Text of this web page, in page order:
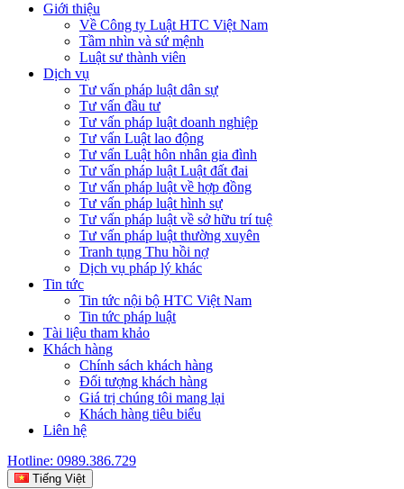
Giới thiệu
Về Công ty Luật HTC Việt Nam
Tầm nhìn và sứ mệnh
Luật sư thành viên
Dịch vụ
Tư vấn pháp luật dân sự
Tư vấn đầu tư
Tư vấn pháp luật doanh nghiệp
Tư vấn Luật lao động
Tư vấn Luật hôn nhân gia đình
Tư vấn pháp luật Luật đất đai
Tư vấn pháp luật về hợp đồng
Tư vấn pháp luật hình sự
Tư vấn pháp luật về sở hữu trí tuệ
Tư vấn pháp luật thường xuyên
Tranh tụng Thu hồi nợ
Dịch vụ pháp lý khác
Tin tức
Tin tức nội bộ HTC Việt Nam
Tin tức pháp luật
Tài liệu tham khảo
Khách hàng
Chính sách khách hàng
Đối tượng khách hàng
Giá trị chúng tôi mang lại
Khách hàng tiêu biểu
Liên hệ
Hotline: 0989.386.729
Tiếng Việt